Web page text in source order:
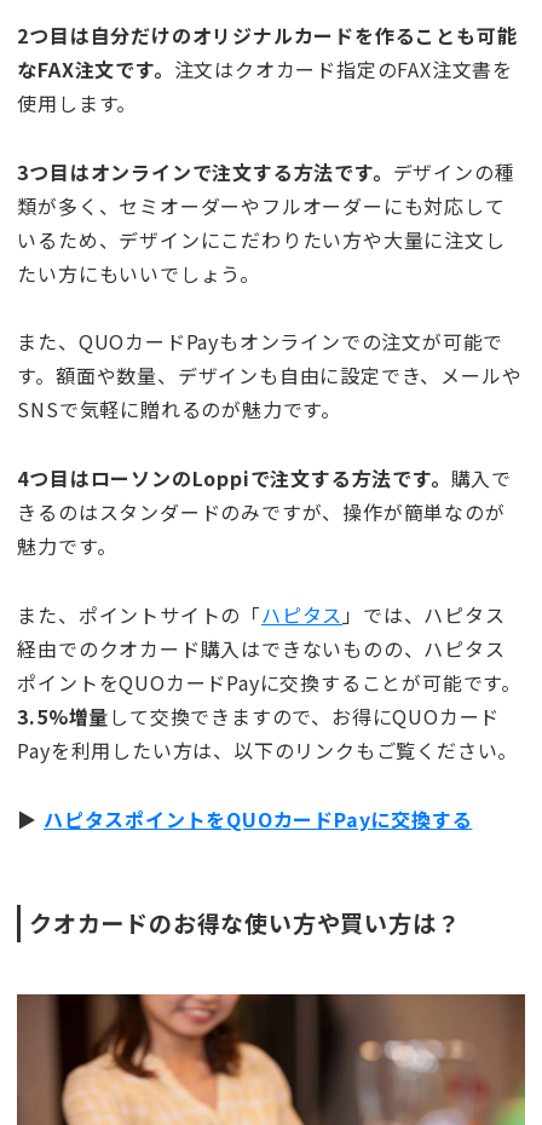
2つ目は自分だけのオリジナルカードを作ることも可能
なFAX注文です。 注文はクオカード指定のFAX注文書を
使用します。
3つ目はオンラインで注文する方法です。 デザインの種
類が多く、セミオーダーやフルオーダーにも対応して
いるため、デザインにこだわりたい方や大量に注文し
たい方にもいいでしょう。
また、QUOカードPayもオンラインでの注文が可能で
す。額面や数量、デザインも自由に設定でき、メールや
SNSで気軽に贈れるのが魅力です。
4つ目はローソンのLoppiで注文する方法です。 購入で
きるのはスタンダードのみですが、操作が簡単なのが
魅力です。
また、ポイントサイトの「ハピタス 」では、ハピタス
経由でのクオカード購入はできないものの、ハピタス
ポイントをQUOカードPayに交換することが可能です。
3.5%増量して交換できますので、お得にQUOカード
Payを利用したい方は、以下のリンクもご覧ください。
▶︎ ハピタスポイントをQUOカードPayに交換する
クオカードのお得な使い方や買い方は？